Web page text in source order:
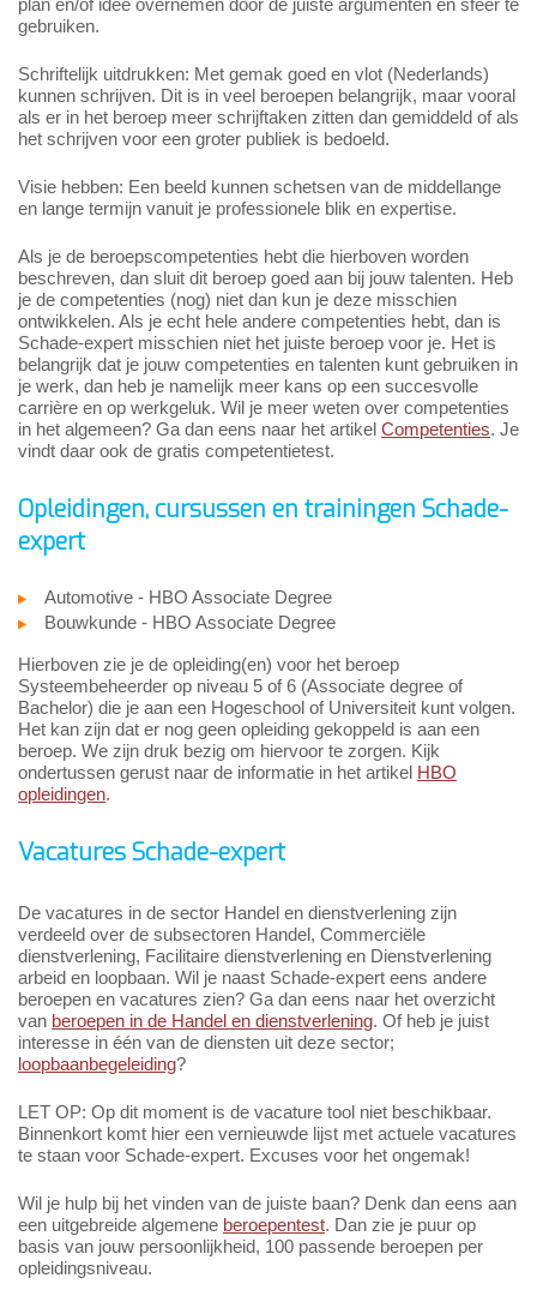
plan en/of idee overnemen door de juiste argumenten en sfeer te
gebruiken.
Schriftelijk uitdrukken: Met gemak goed en vlot (Nederlands)
kunnen schrijven. Dit is in veel beroepen belangrijk, maar vooral
als er in het beroep meer schrijftaken zitten dan gemiddeld of als
het schrijven voor een groter publiek is bedoeld.
Visie hebben: Een beeld kunnen schetsen van de middellange
en lange termijn vanuit je professionele blik en expertise.
Als je de beroepscompetenties hebt die hierboven worden
beschreven, dan sluit dit beroep goed aan bij jouw talenten. Heb
je de competenties (nog) niet dan kun je deze misschien
ontwikkelen. Als je echt hele andere competenties hebt, dan is
Schade-expert misschien niet het juiste beroep voor je. Het is
belangrijk dat je jouw competenties en talenten kunt gebruiken in
je werk, dan heb je namelijk meer kans op een succesvolle
carrière en op werkgeluk. Wil je meer weten over competenties
in het algemeen? Ga dan eens naar het artikel Competenties. Je
vindt daar ook de gratis competentietest.
Opleidingen, cursussen en trainingen Schade-
expert
Automotive - HBO Associate Degree
Bouwkunde - HBO Associate Degree
Hierboven zie je de opleiding(en) voor het beroep
Systeembeheerder op niveau 5 of 6 (Associate degree of
Bachelor) die je aan een Hogeschool of Universiteit kunt volgen.
Het kan zijn dat er nog geen opleiding gekoppeld is aan een
beroep. We zijn druk bezig om hiervoor te zorgen. Kijk
ondertussen gerust naar de informatie in het artikel HBO
opleidingen.
Vacatures Schade-expert
De vacatures in de sector Handel en dienstverlening zijn
verdeeld over de subsectoren Handel, Commerciële
dienstverlening, Facilitaire dienstverlening en Dienstverlening
arbeid en loopbaan. Wil je naast Schade-expert eens andere
beroepen en vacatures zien? Ga dan eens naar het overzicht
van beroepen in de Handel en dienstverlening. Of heb je juist
interesse in één van de diensten uit deze sector;
loopbaanbegeleiding?
LET OP: Op dit moment is de vacature tool niet beschikbaar.
Binnenkort komt hier een vernieuwde lijst met actuele vacatures
te staan voor Schade-expert. Excuses voor het ongemak!
Wil je hulp bij het vinden van de juiste baan? Denk dan eens aan
een uitgebreide algemene beroepentest. Dan zie je puur op
basis van jouw persoonlijkheid, 100 passende beroepen per
opleidingsniveau.